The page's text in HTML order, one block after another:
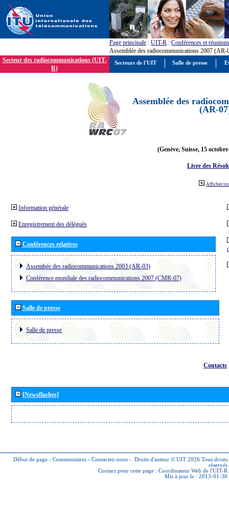
Page principale : UIT-R : Conférences et réunions
Assemblée des radiocommunications 2007 (AR-
Secteur des radiocommunications (UIT-
R)
Assemblée des
(AR-
(Genève, Suisse, 15
Livre des
Afficher
Information générale
Enregistrement des délégués
Conférences relatives
Assembée des radiocommunications 2003 (AR-03)
Conférence mondiale des radiocommunications 2007 (CMR-07)
Salle de presse
Salle de presse
Contacts
[Newsflashes]
Début de page - Commentaires - Contactez-nous - Droits d'auteur © UIT 2026 Tous droits
réservés
Contact pour cette page : Coordinateur Web de l'UIT-R
Mis à jour le : 2013-01-30
Secteurs de l'UIT Salle de presse